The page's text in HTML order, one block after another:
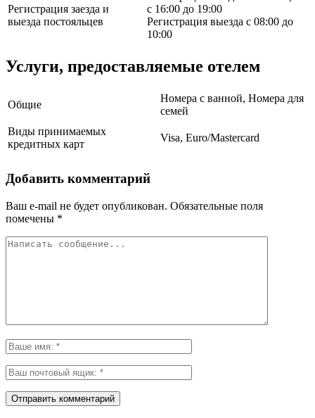
Регистрация заезда и
выезда постояльцев
с 16:00 до 19:00
Регистрация выезда с 08:00 до
10:00
Услуги, предоставляемые отелем
Общие
Номера с ванной, Номера для
семей
Виды принимаемых
кредитных карт
Visa, Euro/Mastercard
Добавить комментарий
Ваш e-mail не будет опубликован. Обязательные поля
помечены *